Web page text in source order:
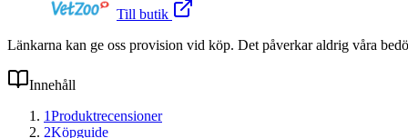
Till butik
Länkarna kan ge oss provision vid köp. Det påverkar aldrig våra
Innehåll
1Produktrecensioner
2Köpguide